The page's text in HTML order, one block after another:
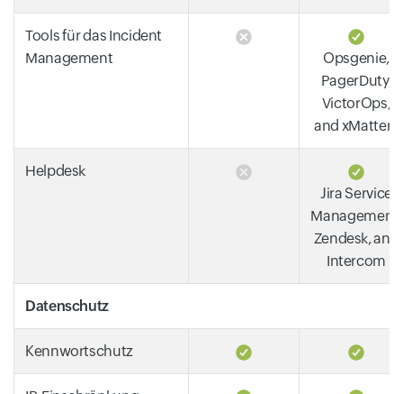
Tools für das Incident
Management
Opsgenie,
PagerDuty,
VictorOps,
and xMatters
Helpdesk
Jira Service
Management,
Zendesk, and
Intercom
Datenschutz
Kennwortschutz